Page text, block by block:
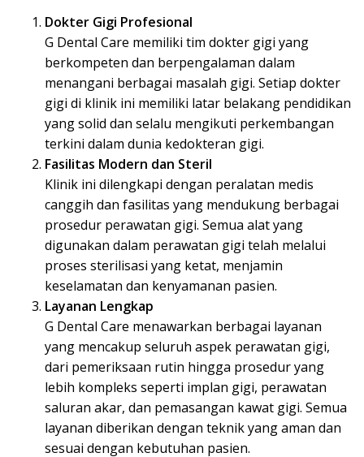
Dokter Gigi Profesional
G Dental Care memiliki tim dokter gigi yang
berkompeten dan berpengalaman dalam
menangani berbagai masalah gigi. Setiap dokter
gigi di klinik ini memiliki latar belakang pendidikan
yang solid dan selalu mengikuti perkembangan
terkini dalam dunia kedokteran gigi.
Fasilitas Modern dan Steril
Klinik ini dilengkapi dengan peralatan medis
canggih dan fasilitas yang mendukung berbagai
prosedur perawatan gigi. Semua alat yang
digunakan dalam perawatan gigi telah melalui
proses sterilisasi yang ketat, menjamin
keselamatan dan kenyamanan pasien.
Layanan Lengkap
G Dental Care menawarkan berbagai layanan
yang mencakup seluruh aspek perawatan gigi,
dari pemeriksaan rutin hingga prosedur yang
lebih kompleks seperti implan gigi, perawatan
saluran akar, dan pemasangan kawat gigi. Semua
layanan diberikan dengan teknik yang aman dan
sesuai dengan kebutuhan pasien.